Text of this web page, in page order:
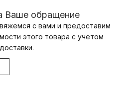
Ваше обращение
с вами и предоставим
этого товара с учетом
доставки.